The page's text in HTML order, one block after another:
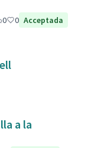
0 0 Acceptada
a la